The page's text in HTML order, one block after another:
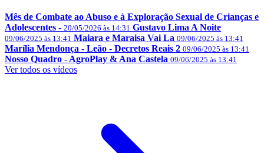
Mês de Combate ao Abuso e à Exploração Sexual de Crianças e
Adolescentes - 20/05/2026 às 14:31 Gustavo Lima A Noite
09/06/2025 às 13:41 Maiara e Maraisa Vai La 09/06/2025 às 13:41
Marília Mendonça - Leão - Decretos Reais 2 09/06/2025 às 13:41
Nosso Quadro - AgroPlay & Ana Castela 09/06/2025 às 13:41
Ver todos os vídeos